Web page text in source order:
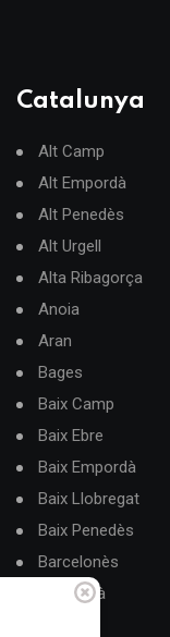
Catalunya
Alt Camp
Alt Empordà
Alt Penedès
Alt Urgell
Alta Ribagorça
Anoia
Aran
Bages
Baix Camp
Baix Ebre
Baix Empordà
Baix Llobregat
Baix Penedès
Barcelonès
Berguedà